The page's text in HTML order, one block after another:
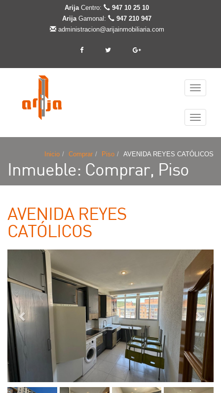
ArijaCentro:
947 10 25 10
ArijaGamonal:
947 210 947
administracion@arijainmobiliaria.com
Cambiar
Cambiar
Inicio Comprar Piso AVENIDA REYES CATÓLICOS
Inmueble: Comprar, Piso
AVENIDA REYES
CATÓLICOS